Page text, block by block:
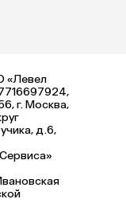
«Левел
г. Москва,
д.6,